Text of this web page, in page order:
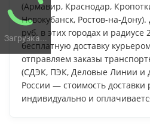
Загрузка...
(Армавир, Краснодар,
Новокубанск, Ростов-на-
руб. в этих городах и
бесплатную доставку
отправляем заказы
(СДЭК, ПЭК, Деловые Линии и
России — стоимость доставки
индивидуально и